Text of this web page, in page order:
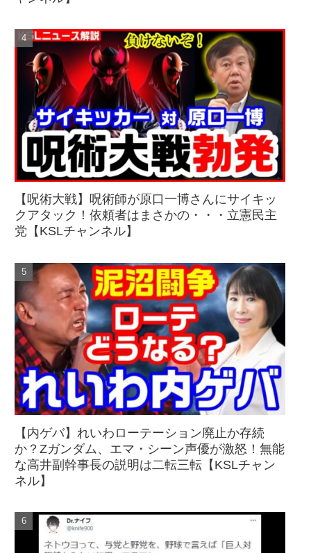
【呪術大戦】呪術師が原口一博さんにサイキッ
クアタック！依頼者はまさかの・・・立憲民主
党【KSLチャンネル】
【内ゲバ】れいわローテーション廃止か存続
か？Zガンダム、エマ・シーン声優が激怒！無能
な高井副幹事長の説明は二転三転【KSLチャン
ネル】